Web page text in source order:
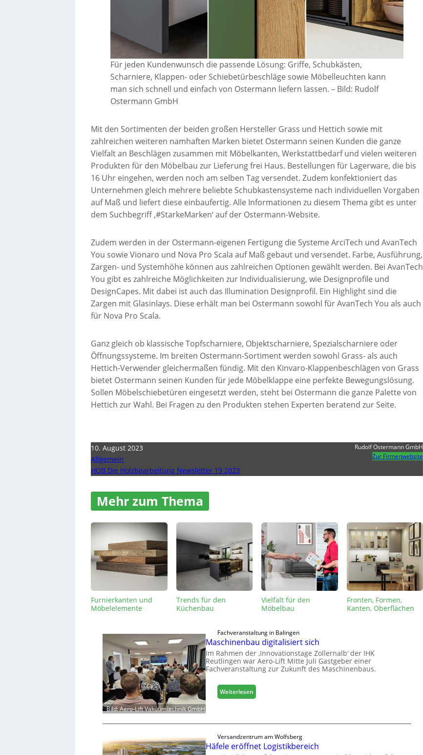
Für jeden Kundenwunsch die passende Lösung: Griffe, Schubkästen,
Scharniere, Klappen- oder Schiebetürbeschläge sowie Möbelleuchten kann
man sich schnell und einfach von Ostermann liefern lassen.– Bild: Rudolf
Ostermann GmbH
Mit den Sortimenten der beiden großen Hersteller Grass und Hettich sowie mit
zahlreichen weiteren namhaften Marken bietet Ostermann seinen Kunden die ganze
Vielfalt an Beschlägen zusammen mit Möbelkanten, Werkstattbedarf und vielen weiteren
Produkten für den Möbelbau zur Lieferung frei Haus. Bestellungen für Lagerware, die bis
16 Uhr eingehen, werden noch am selben Tag versendet. Zudem konfektioniert das
Unternehmen gleich mehrere beliebte Schubkastensysteme nach individuellen Vorgaben
auf Maß und liefert diese einbaufertig. Alle Informationen zu diesem Thema gibt es unter
dem Suchbegriff ‚#StarkeMarken‘ auf der Ostermann-Website.
Zudem werden in der Ostermann-eigenen Fertigung die Systeme ArciTech und AvanTech
You sowie Vionaro und Nova Pro Scala auf Maß gebaut und versendet. Farbe, Ausführung,
Zargen- und Systemhöhe können aus zahlreichen Optionen gewählt werden. Bei AvanTech
You gibt es zahlreiche Möglichkeiten zur Individualisierung, wie Designprofile und
DesignCapes. Mit dabei ist auch das Illumination Designprofil. Ein Highlight sind die
Zargen mit Glasinlays. Diese erhält man bei Ostermann sowohl für AvanTech You als auch
für Nova Pro Scala.
Ganz gleich ob klassische Topfscharniere, Objektscharniere, Spezialscharniere oder
Öffnungssysteme. Im breiten Ostermann-Sortiment werden sowohl Grass- als auch
Hettich-Verwender gleichermaßen fündig. Mit den Kinvaro-Klappenbeschlägen von Grass
bietet Ostermann seinen Kunden für jede Möbelklappe eine perfekte Bewegungslösung.
Sollen Möbelschiebetüren eingesetzt werden, steht bei Ostermann die ganze Palette von
Hettich zur Wahl. Bei Fragen zu den Produkten stehen Experten beratend zur Seite.
10. August 2023
Allgemein
HOB Die Holzbearbeitung Newsletter 19 2023
Rudolf Ostermann GmbH
Zur Firmenwebsite
Mehr zum Thema
Furnierkanten und
Möbelelemente
Trends für den
Küchenbau
Vielfalt für den
Möbelbau
Fronten, Formen,
Kanten, Oberflächen
Bild: Aero-Lift Vakuumtechnik GmbH
Fachveranstaltung in Balingen
Maschinenbau digitalisiert sich
Im Rahmen der ‚Innovationstage Zollernalb‘ der IHK
Reutlingen war Aero-Lift Mitte Juli Gastgeber einer
Fachveranstaltung zur Zukunft des Maschinenbaus.
Weiterlesen:
M
h
i
Versandzentrum am Wolfsberg
Häfele eröffnet Logistikbereich